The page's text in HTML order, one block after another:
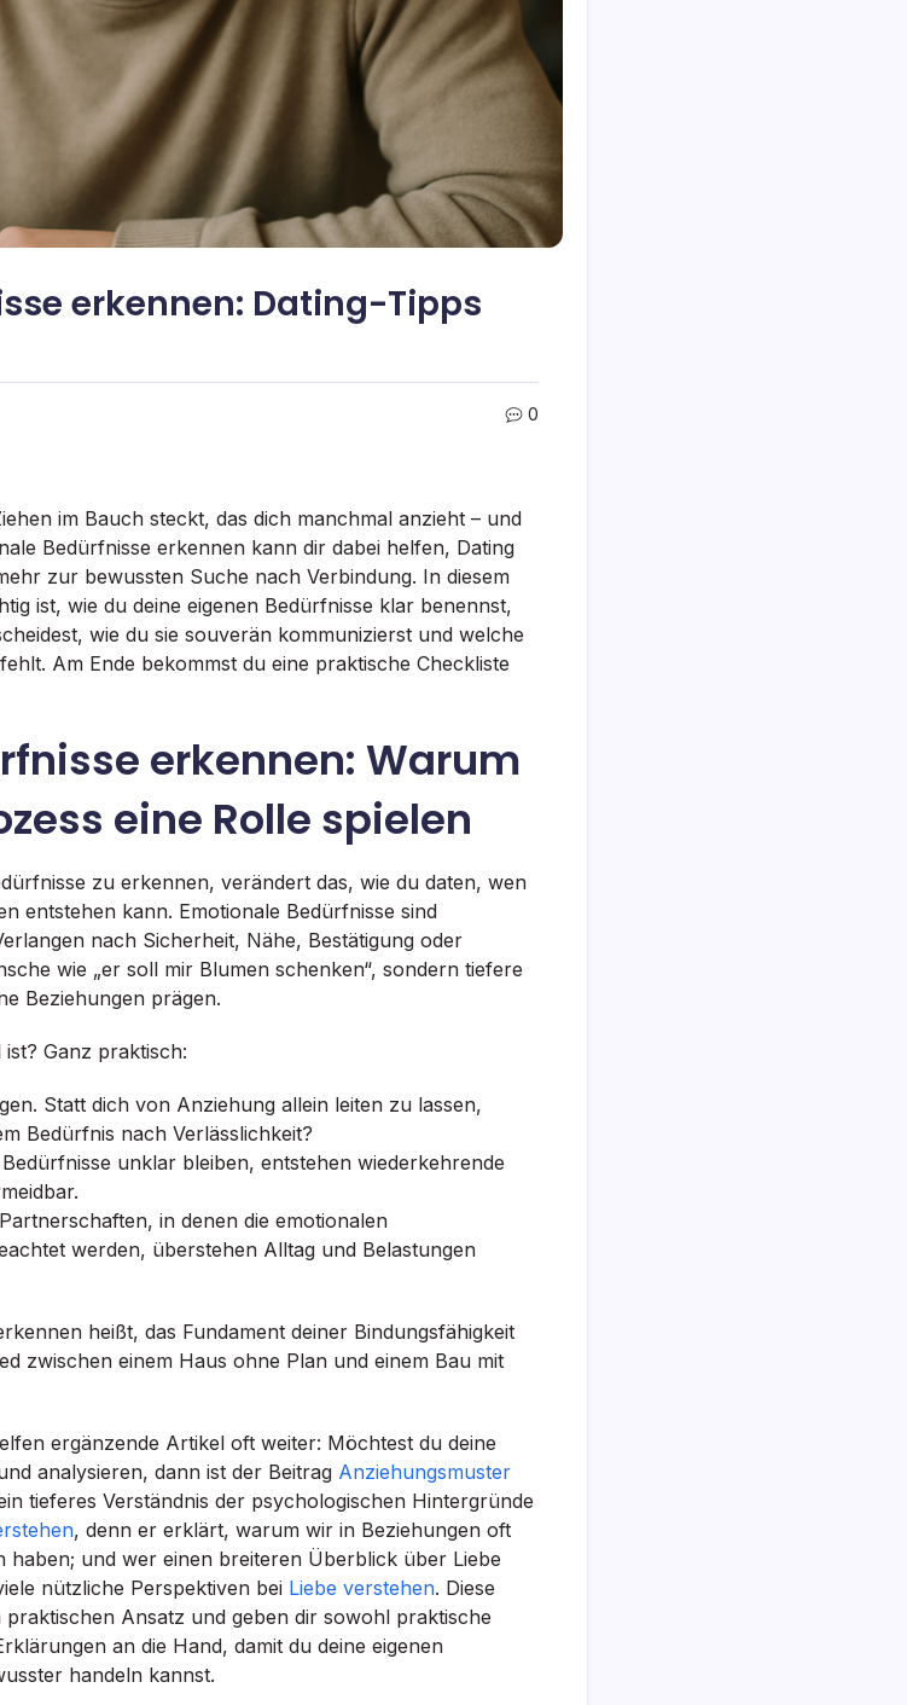
erkennen: Dating-Tipps
0
im Bauch steckt, das dich manchmal anzieht – und
Bedürfnisse erkennen kann dir dabei helfen, Dating
zur bewussten Suche nach Verbindung. In diesem
ist, wie du deine eigenen Bedürfnisse klar benennst,
wie du sie souverän kommunizierst und welche
Am Ende bekommst du eine praktische Checkliste
erkennen: Warum
eine Rolle spielen
zu erkennen, verändert das, wie du daten, wen
entstehen kann. Emotionale Bedürfnisse sind
nach Sicherheit, Nähe, Bestätigung oder
wie „er soll mir Blumen schenken“, sondern tiefere
Beziehungen prägen.
Ganz praktisch:
Statt dich von Anziehung allein leiten zu lassen,
Bedürfnis nach Verlässlichkeit?
unklar bleiben, entstehen wiederkehrende
in denen die emotionalen
werden, überstehen Alltag und Belastungen
heißt, das Fundament deiner Bindungsfähigkeit
zwischen einem Haus ohne Plan und einem Bau mit
ergänzende Artikel oft weiter: Möchtest du deine
analysieren, dann ist der Beitrag Anziehungsmuster
tieferes Verständnis der psychologischen Hintergründe
, denn er erklärt, warum wir in Beziehungen oft
haben; und wer einen breiteren Überblick über Liebe
nützliche Perspektiven bei Liebe verstehen. Diese
Ansatz und geben dir sowohl praktische
an die Hand, damit du deine eigenen
handeln kannst.